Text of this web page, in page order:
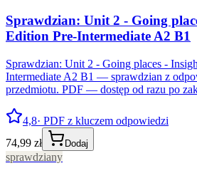
Sprawdzian: Unit 2 - Going
Edition Pre-Intermediate A2 B1
Sprawdzian: Unit 2 - Going places -
Intermediate A2 B1 — sprawdzian z
przedmiotu. PDF — dostęp od razu po
4,8· PDF z kluczem odpowiedzi
74,99 zł
Dodaj
sprawdziany